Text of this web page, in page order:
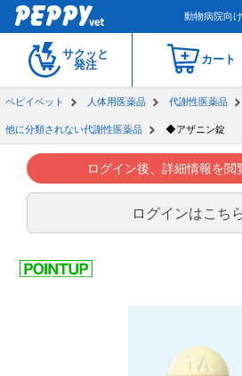
動物病院向
サクッと
発注
カート
ペピイベット 人体用医薬品 代謝性医薬品
他に分類されない代謝性医薬品 ◆アザニン錠
ログイン後、詳細情報を
ログインはこち